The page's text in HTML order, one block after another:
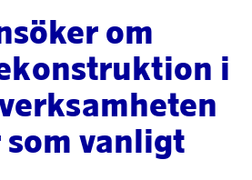
om
i
vanligt